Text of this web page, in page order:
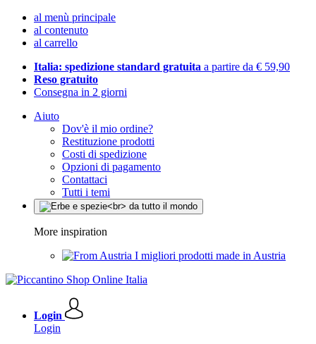
al menù principale
al contenuto
al carrello
Italia: spedizione standard gratuita a partire da € 59,90
Reso gratuito
Consegna in 2 giorni
Aiuto
Dov'è il mio ordine?
Restituzione prodotti
Costi di spedizione
Opzioni di pagamento
Contattaci
Tutti i temi
More inspiration
I migliori prodotti made in Austria
Login
Login